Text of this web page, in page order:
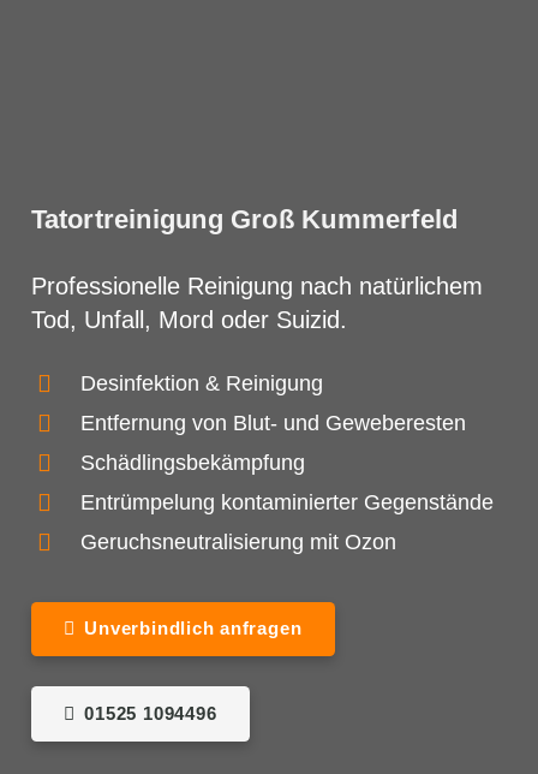
Tatortreinigung Groß Kummerfeld
Professionelle Reinigung nach natürlichem
Tod, Unfall, Mord oder Suizid.
Desinfektion & Reinigung
Entfernung von Blut- und Geweberesten
Schädlingsbekämpfung
Entrümpelung kontaminierter Gegenstände
Geruchsneutralisierung mit Ozon
Unverbindlich anfragen
01525 1094496